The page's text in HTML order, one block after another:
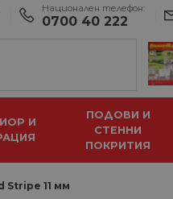
Национален телефон:
0700 40 222
И
ПОДОВИ И
СТЕННИ
ПОКРИТИЯ
Stripe 11 мм